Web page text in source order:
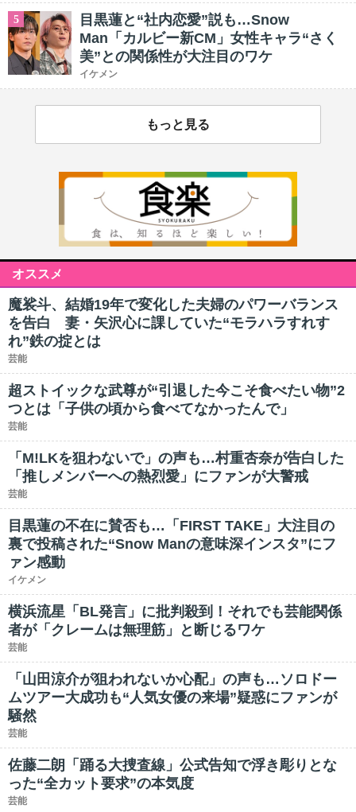
5
目黒蓮と“社内恋愛”説も…Snow
Man「カルビー新CM」女性キャラ“さく
美”との関係性が大注目のワケ
イケメン
もっと見る
オススメ
魔裟斗、結婚19年で変化した夫婦のパワーバランス
を告白 妻・矢沢心に課していた“モラハラすれす
れ”鉄の掟とは
芸能
超ストイックな武尊が“引退した今こそ食べたい物”2
つとは「子供の頃から食べてなかったんで」
芸能
「M!LKを狙わないで」の声も…村重杏奈が告白した
「推しメンバーへの熱烈愛」にファンが大警戒
芸能
目黒蓮の不在に賛否も…「FIRST TAKE」大注目の
裏で投稿された“Snow Manの意味深インスタ”にフ
ァン感動
イケメン
横浜流星「BL発言」に批判殺到！それでも芸能関係
者が「クレームは無理筋」と断じるワケ
芸能
「山田涼介が狙われないか心配」の声も…ソロドー
ムツアー大成功も“人気女優の来場”疑惑にファンが
騒然
芸能
佐藤二朗「踊る大捜査線」公式告知で浮き彫りとな
った“全カット要求”の本気度
芸能